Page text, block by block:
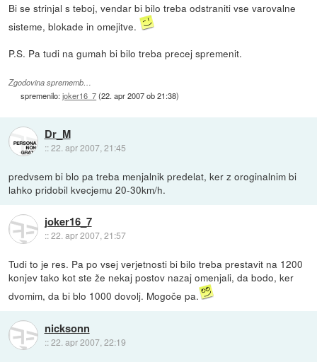
Bi se strinjal s teboj, vendar bi bilo treba odstraniti vse varovalne
sisteme, blokade in omejitve.
P.S. Pa tudi na gumah bi bilo treba precej spremenit.
Zgodovina sprememb…
spremenilo:joker16_7(22. apr 2007 ob 21:38)
Dr_M
::22. apr 2007, 21:45
predvsem bi blo pa treba menjalnik predelat, ker z oroginalnim bi
lahko pridobil kvecjemu 20-30km/h.
joker16_7
::22. apr 2007, 21:57
Tudi to je res. Pa po vsej verjetnosti bi bilo treba prestavit na 1200
konjev tako kot ste že nekaj postov nazaj omenjali, da bodo, ker
dvomim, da bi blo 1000 dovolj. Mogoče pa.
nicksonn
::22. apr 2007, 22:19